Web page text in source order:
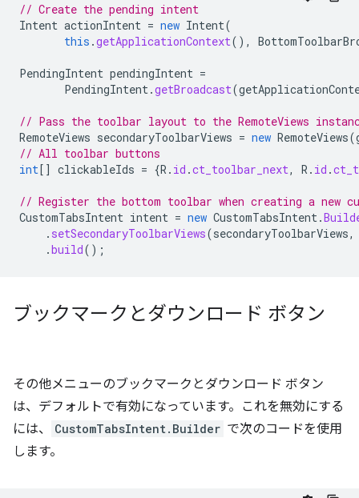
// Create the pending intent
Intent actionIntent = new Intent(
this .getApplicationContext(),
PendingIntent pendingIntent =
PendingIntent .getBroadcast(
// Pass the toolbar layout to the RemoteViews
RemoteViews secondaryToolbarViews = new RemoteViews(
// All toolbar buttons
int[] clickableIds = {R . id .ct_toolbar_next, R . id .
// Register the bottom toolbar when creating a new
CustomTabsIntent intent = new CustomTabsIntent .
. setSecondaryToolbarViews(secondaryToolbarViews,
.build();
ブックマークとダウンロード ボタン
その他メニューのブックマークとダウンロード ボタン
は、デフォルトで有効になっています。これを無効にする
には、
CustomTabsIntent.Builder で次のコードを使用
します。